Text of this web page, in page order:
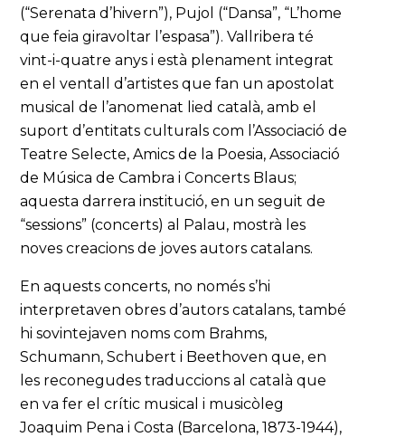
(“Serenata d’hivern”), Pujol (“Dansa”, “L’home
que feia giravoltar l’espasa”). Vallribera té
vint-i-quatre anys i està plenament integrat
en el ventall d’artistes que fan un apostolat
musical de l’anomenat lied català, amb el
suport d’entitats culturals com l’Associació de
Teatre Selecte, Amics de la Poesia, Associació
de Música de Cambra i Concerts Blaus;
aquesta darrera institució, en un seguit de
“sessions” (concerts) al Palau, mostrà les
noves creacions de joves autors catalans.
En aquests concerts, no només s’hi
interpretaven obres d’autors catalans, també
hi sovintejaven noms com Brahms,
Schumann, Schubert i Beethoven que, en
les reconegudes traduccions al català que
en va fer el crític musical i musicòleg
Joaquim Pena i Costa (Barcelona, 1873-1944),